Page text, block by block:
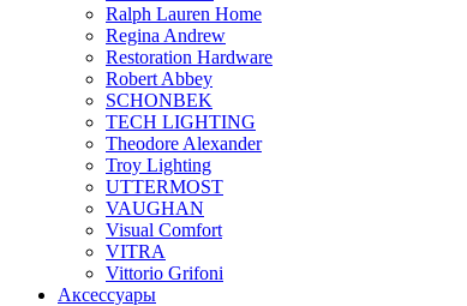
Ralph Lauren Home
Regina Andrew
Restoration Hardware
Robert Abbey
SCHONBEK
TECH LIGHTING
Theodore Alexander
Troy Lighting
UTTERMOST
VAUGHAN
Visual Comfort
VITRA
Vittorio Grifoni
Аксессуары